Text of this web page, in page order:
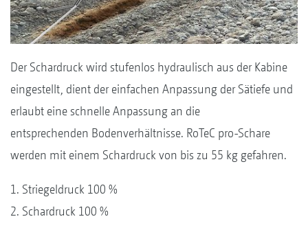
Der Schardruck wird stufenlos hydraulisch aus der Kabine
eingestellt, dient der einfachen Anpassung der Sätiefe und
erlaubt eine schnelle Anpassung an die
entsprechenden Bodenverhältnisse. RoTeC pro-Schare
werden mit einem Schardruck von bis zu 55 kg gefahren.
1. Striegeldruck 100 %
2. Schardruck 100 %